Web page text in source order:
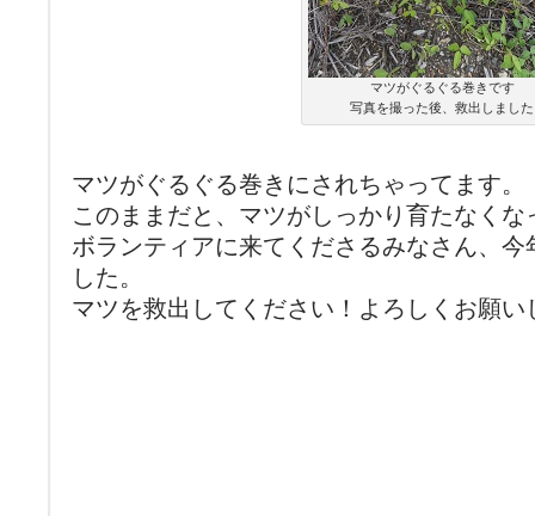
マツがぐるぐる巻きです
写真を撮った後、救出しました
マツがぐるぐる巻きにされちゃってます。
このままだと、マツがしっかり育たなく
ボランティアに来てくださるみなさん、
した。
マツを救出してください！よろしくお願い